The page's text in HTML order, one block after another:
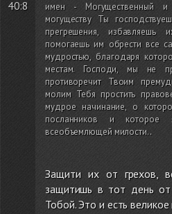
40:8
имен - Могущественный
могуществу Ты
прегрешения,
помогаешь им обрести все
мудростью, благодаря
местам. Господи, мы не
противоречит Твоим
молим Тебя простить
мудрое начинание, о
посланников и которое
всеобъемлющей милости..
Защити их от грехов,
защитишь в тот день
Тобой. Это и есть великое